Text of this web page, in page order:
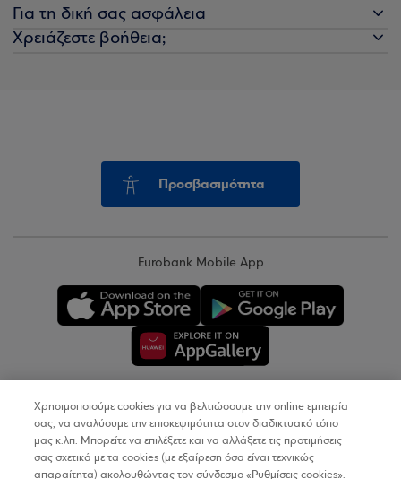
Για τη δική σας ασφάλεια
Χρειάζεστε βοήθεια;
Προσβασιμότητα
Eurobank Mobile App
Copyright © 2026
Όροι Χρήσης
Χρησιμοποιούμε cookies για να βελτιώσουμε την online εμπειρία
σας, να αναλύουμε την επισκεψιμότητα στον διαδικτυακό τόπο
μας κ.λπ. Μπορείτε να επιλέξετε και να αλλάξετε τις προτιμήσεις
σας σχετικά με τα cookies (με εξαίρεση όσα είναι τεχνικώς
απαραίτητα) ακολουθώντας τον σύνδεσμο «Ρυθμίσεις cookies».